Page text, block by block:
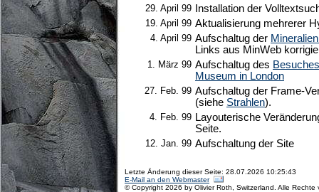
29. April 99 Installation der
19. April 99 Aktualisierung mehrerer
4. April 99 Aufschaltug der
Links aus MinWeb
1. März 99 Aufschaltug des
Museum in London
27. Feb. 99 Aufschaltug der Frame-
(siehe Strahlen).
4. Feb. 99 Layouterische
Seite.
12. Jan. 99 Aufschaltung der Site
Letzte Änderung dieser Seite: 28.07.2026 10:25:43
E-Mail an den Webmaster
© Copyright 2026 by Olivier Roth, Switzerland. Alle Rechte